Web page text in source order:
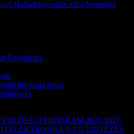
Hulladékgazdálkodási Nonprofit
Ügyintézés
bizottság tagjai
PROGRAM 2023-2027.
ELEKTRONIKUS ÜGYINTÉZÉS